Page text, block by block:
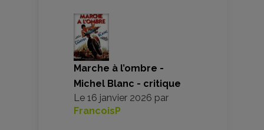
Marche à l’ombre -
Michel Blanc - critique
Le 16 janvier 2026 par
FrancoisP